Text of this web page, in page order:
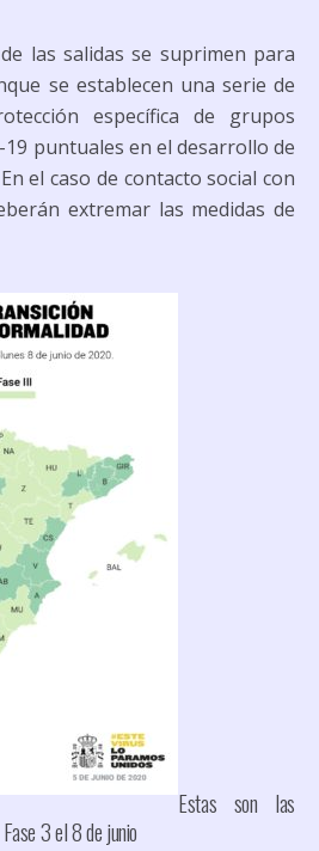
de las salidas se suprimen para
se establecen una serie de
específica de grupos
puntuales en el desarrollo de
el caso de contacto social con
extremar las medidas de
Estas son las
3 el 8 de junio